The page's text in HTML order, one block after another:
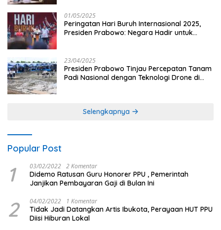
01/05/2025
Peringatan Hari Buruh Internasional 2025,
Presiden Prabowo: Negara Hadir untuk
23/04/2025
Presiden Prabowo Tinjau Percepatan Tanam
Padi Nasional dengan Teknologi Drone di
Selengkapnya
Popular Post
1 03/02/2022 2 Komentar
Didemo Ratusan Guru Honorer PPU , Pemerintah
Janjikan Pembayaran Gaji di Bulan Ini
2 04/02/2022 1 Komentar
Tidak Jadi Datangkan Artis Ibukota, Perayaan HUT PPU
Diisi Hiburan Lokal